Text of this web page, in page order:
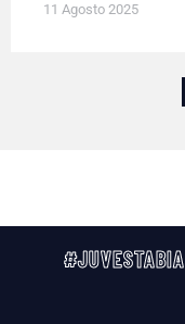
11 Agosto 2025
#JUVESTABIA